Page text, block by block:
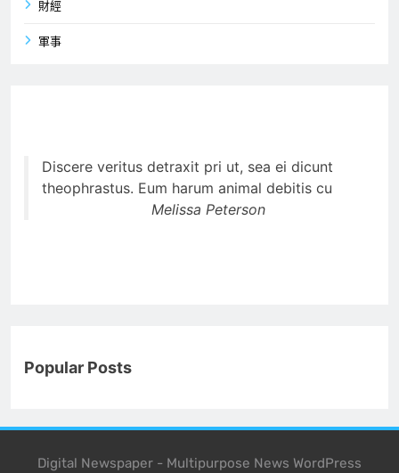
財經
軍事
Discere veritus detraxit pri ut, sea ei dicunt
theophrastus. Eum harum animal debitis cu
Melissa Peterson
Popular Posts
Digital Newspaper - Multipurpose News WordPress